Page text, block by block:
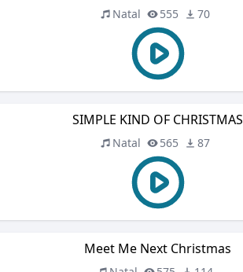
Natal 555 70
SIMPLE KIND OF CHRISTMAS
Natal 565 87
Meet Me Next Christmas